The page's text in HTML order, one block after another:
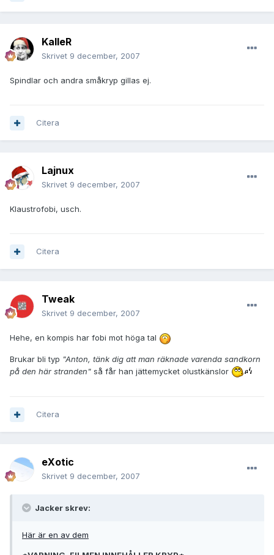
KalleR
Skrivet 9 december, 2007
Spindlar och andra småkryp gillas ej.
Citera
Lajnux
Skrivet 9 december, 2007
Klaustrofobi, usch.
Citera
Tweak
Skrivet 9 december, 2007
Hehe, en kompis har fobi mot höga tal
Brukar bli typ "Anton, tänk dig att man räknade varenda sandkorn
på den här stranden" så får han jättemycket olustkänslor
Citera
eXotic
Skrivet 9 december, 2007
Jacker skrev:
Här är en av dem